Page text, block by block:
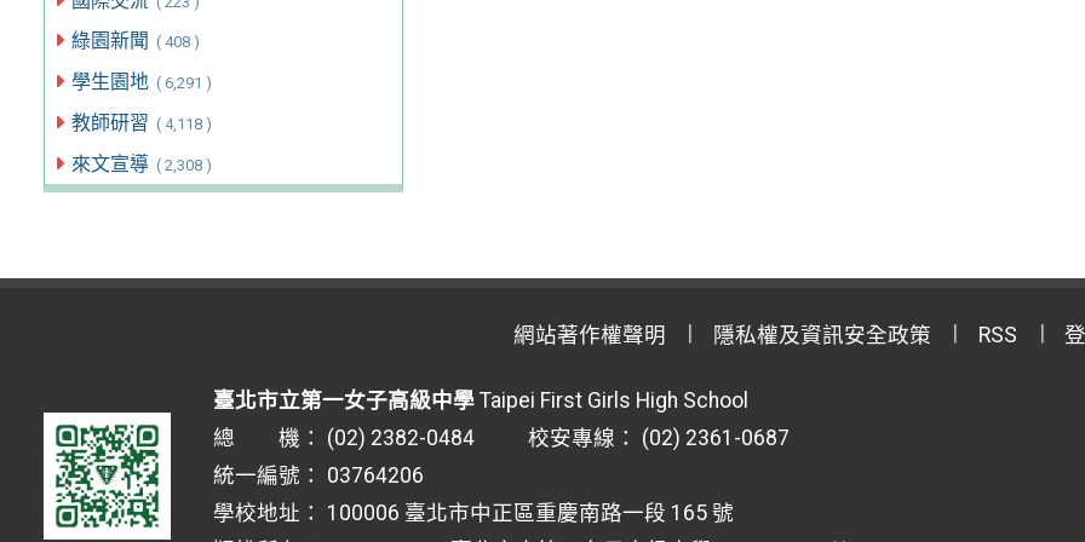
綠園新聞 ( 408 )
學生園地 ( 6,291 )
教師研習 ( 4,118 )
來文宣導 ( 2,308 )
網站著作權聲明 隱私權及資訊安全政策 RSS
臺北市立第一女子高級中學 Taipei First Girls High School
總 機： (02) 2382-0484 校安專線： (02) 2361-0687
統一編號： 03764206
學校地址： 100006 臺北市中正區重慶南路一段 165 號